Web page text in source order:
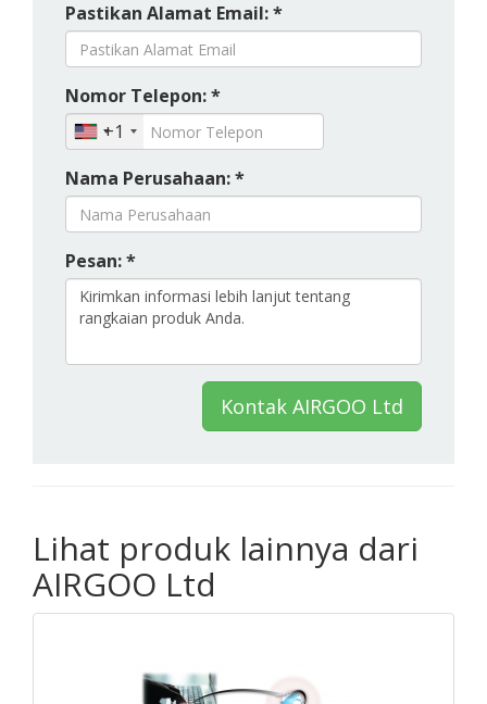
Pastikan Alamat Email: *
Nomor Telepon: *
+1
Nama Perusahaan: *
Pesan: *
Kontak AIRGOO Ltd
Lihat produk lainnya dari
AIRGOO Ltd